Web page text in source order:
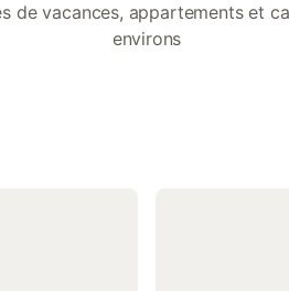
de vacances, appartements et
environs